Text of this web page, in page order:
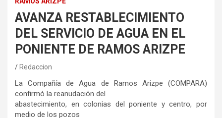
AVANZA RESTABLECIMIENTO
DEL SERVICIO DE AGUA EN EL
PONIENTE DE RAMOS ARIZPE
Redaccion
La Compañía de Agua de Ramos Arizpe (COMPARA)
confirmó la reanudación del
abastecimiento, en colonias del poniente y centro, por
medio de los pozos